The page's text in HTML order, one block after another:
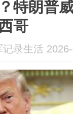
特朗普
哥
记录生活